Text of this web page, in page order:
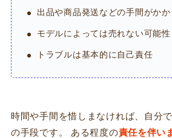
出品や商品発送などの手間がかか
モデルによっては売れない可能性
トラブルは基本的に自己責任
時間や手間を惜しまなければ、自分
の手段です。 ある程度の責任を伴い